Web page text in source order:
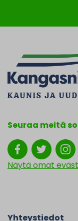
Seuraa meitä
Näytä omat
Yhteystiedot